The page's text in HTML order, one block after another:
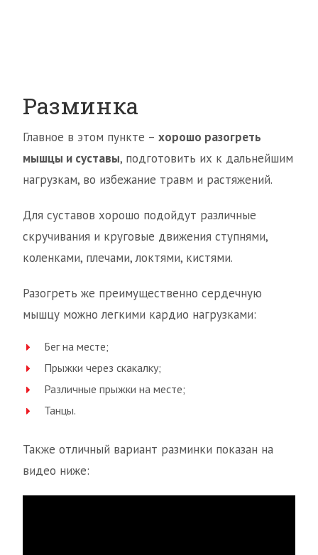
Разминка
Главное в этом пункте – хорошо разогреть
мышцы и суставы, подготовить их к дальнейшим
нагрузкам, во избежание травм и растяжений.
Для суставов хорошо подойдут различные
скручивания и круговые движения ступнями,
коленками, плечами, локтями, кистями.
Разогреть же преимущественно сердечную
мышцу можно легкими кардио нагрузками:
Бег на месте;
Прыжки через скакалку;
Различные прыжки на месте;
Танцы.
Также отличный вариант разминки показан на
видео ниже: